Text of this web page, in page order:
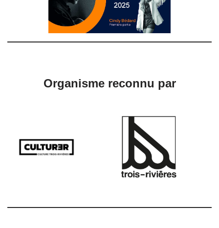
Organisme reconnu par